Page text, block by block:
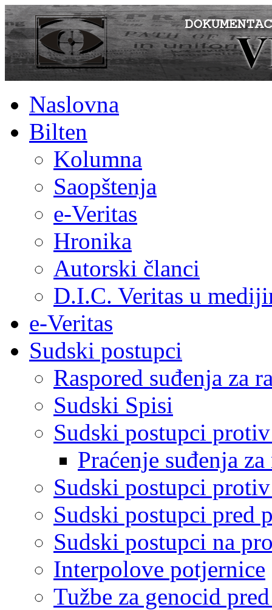
Naslovna
Bilten
Kolumna
Saopštenja
e-Veritas
Hronika
Autorski članci
D.I.C. Veritas u
e-Veritas
Sudski postupci
Raspored suđenja za
Sudski Spisi
Sudski postupci
Praćenje suđenja
Sudski postupci
Sudski postupci pred
Sudski postupci na
Interpolove potjernice
Tužbe za genocid